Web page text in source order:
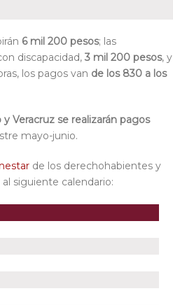
6 mil 200 pesos; las
discapacidad, 3 mil 200 pesos, y
los pagos van de los 830 a los
Veracruz se realizarán pagos
mayo-junio.
de los derechohabientes y
siguiente calendario: